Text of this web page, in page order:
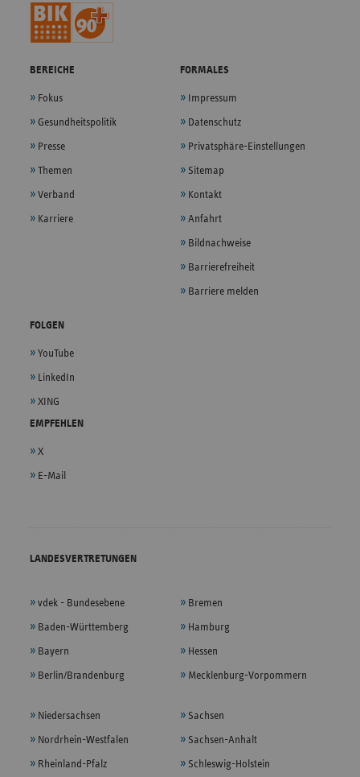
BEREICHE
Fokus
Gesundheitspolitik
Presse
Themen
Verband
Karriere
FORMALES
Impressum
Datenschutz
Privatsphäre-Einstellungen
Sitemap
Kontakt
Anfahrt
Bildnachweise
Barrierefreiheit
Barriere melden
FOLGEN
YouTube
LinkedIn
XING
EMPFEHLEN
X
E-Mail
LANDESVERTRETUNGEN
vdek - Bundesebene
Baden-Württemberg
Bayern
Berlin/Brandenburg
Bremen
Hamburg
Hessen
Mecklenburg-Vorpommern
Niedersachsen
Nordrhein-Westfalen
Rheinland-Pfalz
Sachsen
Sachsen-Anhalt
Schleswig-Holstein